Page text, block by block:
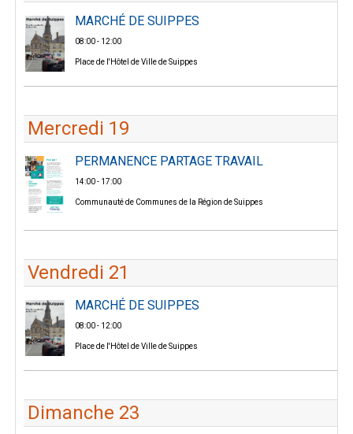
MARCHÉ DE SUIPPES
08:00 - 12:00
Place de l'Hôtel de Ville de Suippes
Mercredi 19
PERMANENCE PARTAGE TRAVAIL
14:00 - 17:00
Communauté de Communes de la Région de Suippes
Vendredi 21
MARCHÉ DE SUIPPES
08:00 - 12:00
Place de l'Hôtel de Ville de Suippes
Dimanche 23